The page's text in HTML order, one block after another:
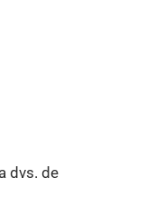
dvs. de